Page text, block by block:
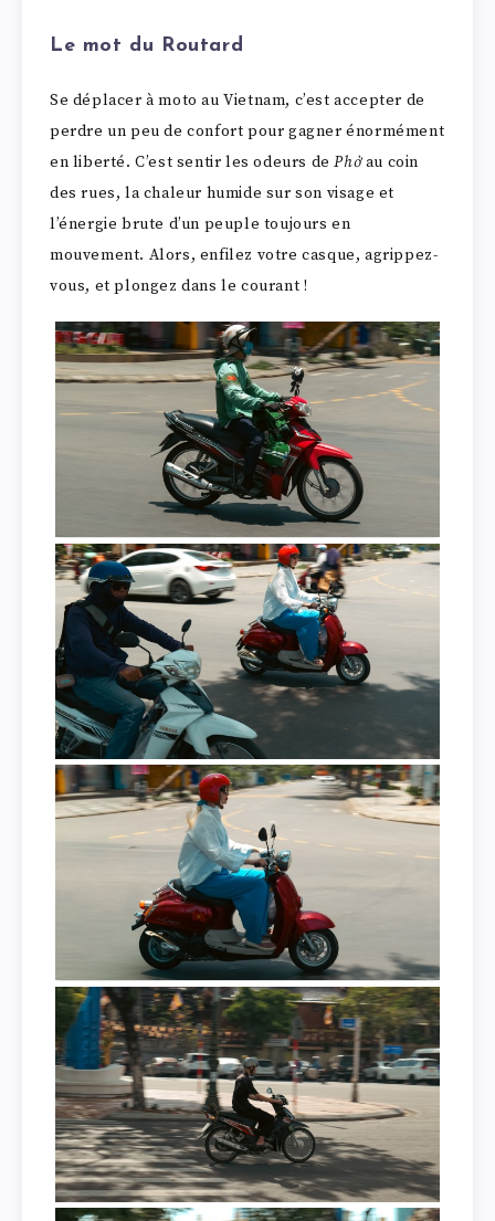
Le mot du Routard
Se déplacer à moto au Vietnam, c’est accepter de
perdre un peu de confort pour gagner énormément
en liberté. C’est sentir les odeurs dePhởau coin
des rues, la chaleur humide sur son visage et
l’énergie brute d’un peuple toujours en
mouvement. Alors, enfilez votre casque, agrippez-
vous, et plongez dans le courant !